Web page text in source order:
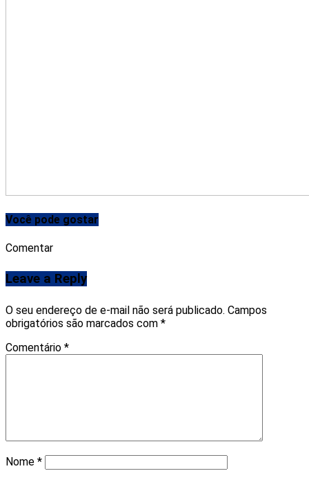
Você pode gostar
Comentar
Leave a Reply
O seu endereço de e-mail não será publicado. Campos
obrigatórios são marcados com *
Comentário *
Nome *